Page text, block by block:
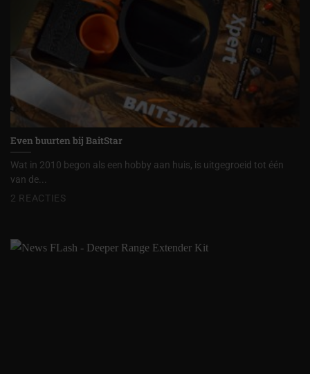
Even buurten bij BaitStar
Wat in 2010 begon als een hobby aan huis, is uitgegroeid tot één
van de...
2 REACTIES